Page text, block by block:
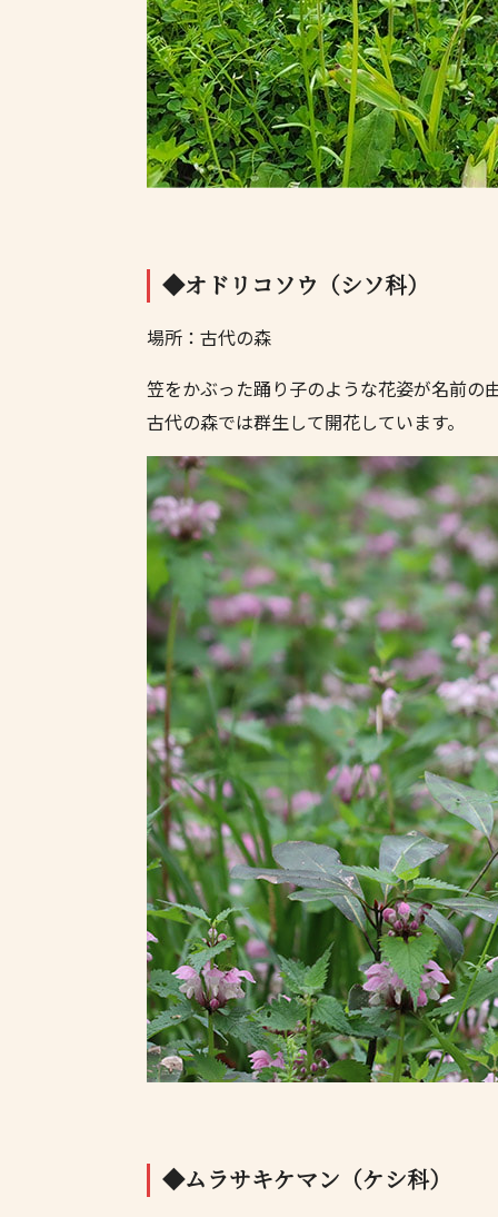
◆オドリコソウ（シソ科）
場所：古代の森
笠をかぶった踊り子のような花姿が名前の
古代の森では群生して開花しています。
◆ムラサキケマン（ケシ科）